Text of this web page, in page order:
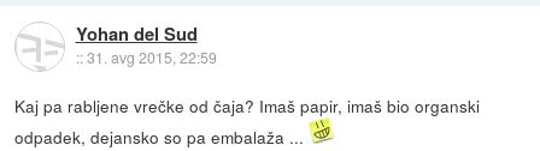
Yohan del Sud
::31. avg 2015, 22:59
Kaj pa rabljene vrečke od čaja? Imaš papir, imaš bio organski
odpadek, dejansko so pa embalaža ...